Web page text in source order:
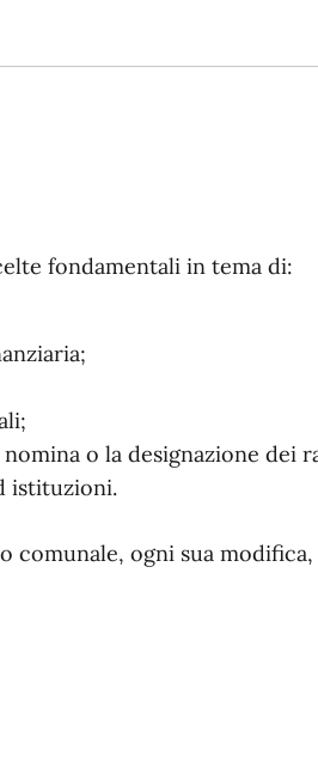
fondamentali in tema di:
o la designazione dei
istituzioni.
comunale, ogni sua